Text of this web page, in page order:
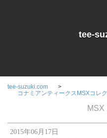
tee-
tee-suzuki.com
コナミアンティークスMSXコレ
MSX
2015年06月17日